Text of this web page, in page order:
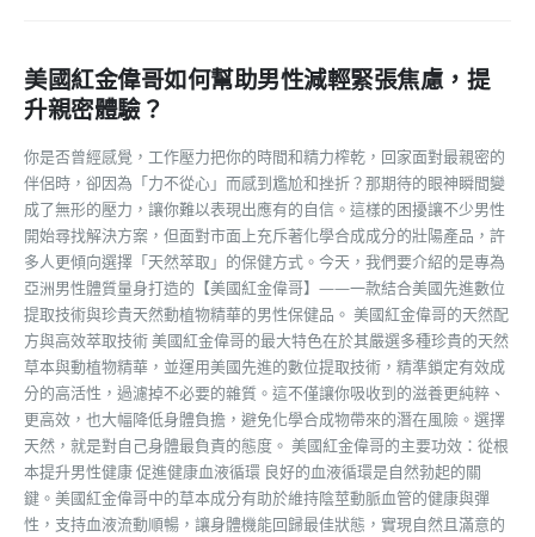
美國紅金偉哥如何幫助男性減輕緊張焦慮，提
升親密體驗？
你是否曾經感覺，工作壓力把你的時間和精力榨乾，回家面對最親密的
伴侶時，卻因為「力不從心」而感到尷尬和挫折？那期待的眼神瞬間變
成了無形的壓力，讓你難以表現出應有的自信。這樣的困擾讓不少男性
開始尋找解決方案，但面對市面上充斥著化學合成成分的壯陽產品，許
多人更傾向選擇「天然萃取」的保健方式。今天，我們要介紹的是專為
亞洲男性體質量身打造的【美國紅金偉哥】——一款結合美國先進數位
提取技術與珍貴天然動植物精華的男性保健品。 美國紅金偉哥的天然配
方與高效萃取技術 美國紅金偉哥的最大特色在於其嚴選多種珍貴的天然
草本與動植物精華，並運用美國先進的數位提取技術，精準鎖定有效成
分的高活性，過濾掉不必要的雜質。這不僅讓你吸收到的滋養更純粹、
更高效，也大幅降低身體負擔，避免化學合成物帶來的潛在風險。選擇
天然，就是對自己身體最負責的態度。 美國紅金偉哥的主要功效：從根
本提升男性健康 促進健康血液循環 良好的血液循環是自然勃起的關
鍵。美國紅金偉哥中的草本成分有助於維持陰莖動脈血管的健康與彈
性，支持血液流動順暢，讓身體機能回歸最佳狀態，實現自然且滿意的